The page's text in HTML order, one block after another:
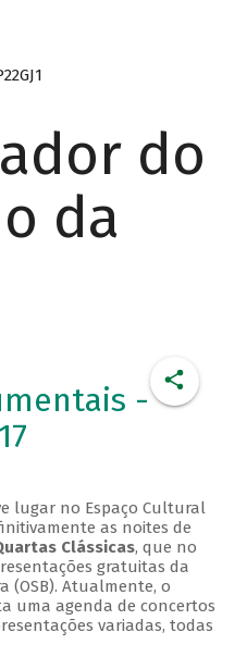
do
da
-
lugar no Espaço Cultural
as noites de
Clássicas, que no
gratuitas da
(OSB). Atualmente, o
uma agenda de concertos
variadas, todas